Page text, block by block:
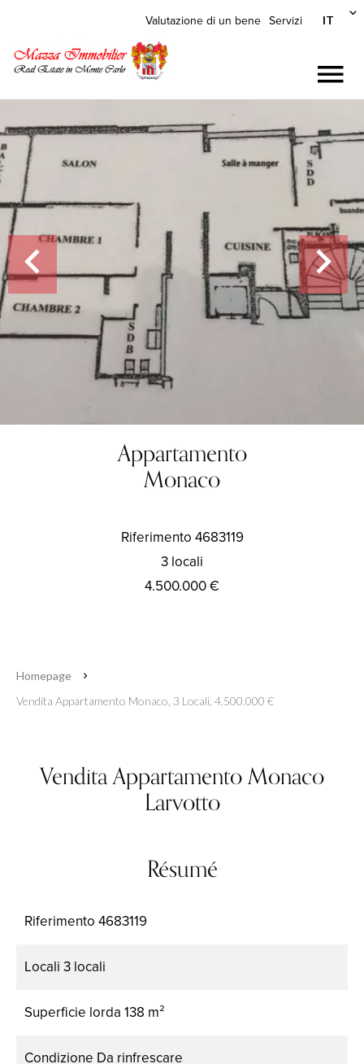
Valutazione di un bene Servizi IT
Appartamento
Monaco
Riferimento 4683119
3 locali
4.500.000 €
Homepage
Vendita Appartamento Monaco, 3 Locali, 4.500.000 €
Vendita Appartamento Monaco
Larvotto
Résumé
Riferimento 4683119
Locali 3 locali
Superficie lorda 138 m²
Condizione Da rinfrescare